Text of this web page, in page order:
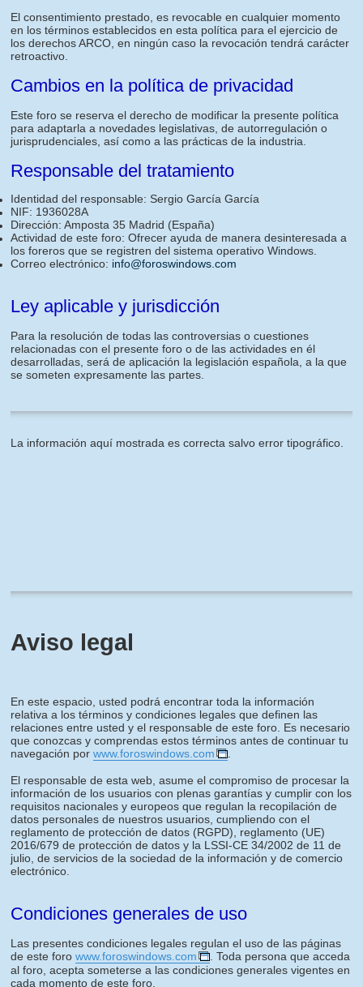
El consentimiento prestado, es revocable en cualquier momento
en los términos establecidos en esta política para el ejercicio de
los derechos ARCO, en ningún caso la revocación tendrá carácter
retroactivo.
Cambios en la política de privacidad
Este foro se reserva el derecho de modificar la presente política
para adaptarla a novedades legislativas, de autorregulación o
jurisprudenciales, así como a las prácticas de la industria.
Responsable del tratamiento
Identidad del responsable: Sergio García García
NIF: 1936028A
Dirección: Amposta 35 Madrid (España)
Actividad de este foro: Ofrecer ayuda de manera desinteresada a
los foreros que se registren del sistema operativo Windows.
Correo electrónico: info@foroswindows.com
Ley aplicable y jurisdicción
Para la resolución de todas las controversias o cuestiones
relacionadas con el presente foro o de las actividades en él
desarrolladas, será de aplicación la legislación española, a la que
se someten expresamente las partes.
La información aquí mostrada es correcta salvo error tipográfico.
Aviso legal
En este espacio, usted podrá encontrar toda la información
relativa a los términos y condiciones legales que definen las
relaciones entre usted y el responsable de este foro. Es necesario
que conozcas y comprendas estos términos antes de continuar tu
navegación por www.foroswindows.com
El responsable de esta web, asume el compromiso de procesar la
información de los usuarios con plenas garantías y cumplir con los
requisitos nacionales y europeos que regulan la recopilación de
datos personales de nuestros usuarios, cumpliendo con el
reglamento de protección de datos (RGPD), reglamento (UE)
2016/679 de protección de datos y la LSSI-CE 34/2002 de 11 de
julio, de servicios de la sociedad de la información y de comercio
electrónico.
Condiciones generales de uso
Las presentes condiciones legales regulan el uso de las páginas
de este foro www.foroswindows.com
. Toda persona que acceda
al foro, acepta someterse a las condiciones generales vigentes en
cada momento de este foro.